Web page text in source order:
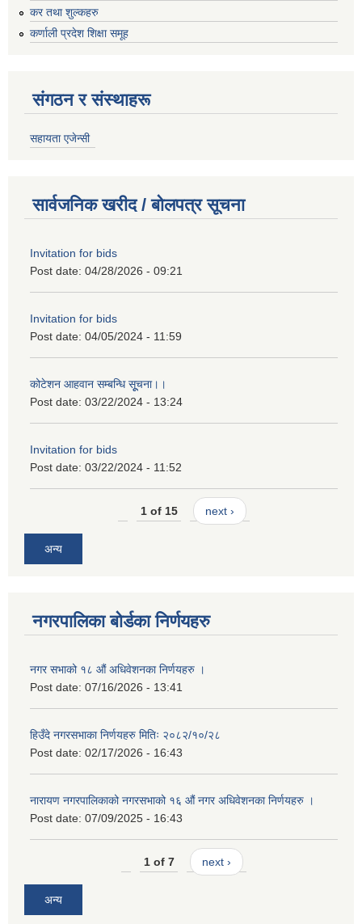
कर तथा शुल्कहरु
कर्णाली प्रदेश शिक्षा समूह
संगठन र संस्थाहरू
सहायता एजेन्सी
सार्वजनिक खरीद / बोलपत्र सूचना
Invitation for bids
Post date: 04/28/2026 - 09:21
Invitation for bids
Post date: 04/05/2024 - 11:59
कोटेशन आहवान सम्बन्धि सूूचना।।
Post date: 03/22/2024 - 13:24
Invitation for bids
Post date: 03/22/2024 - 11:52
1 of 15 next ›
अन्य
नगरपालिका बोर्डका निर्णयहरु
नगर सभाको १८ औं अधिवेशनका निर्णयहरु ।
Post date: 07/16/2026 - 13:41
हिउँदे नगरसभाका निर्णयहरु मितिः २०८२/१०/२८
Post date: 02/17/2026 - 16:43
नारायण नगरपालिकाको नगरसभाको १६ औं नगर अधिवेशनका निर्णयहरु ।
Post date: 07/09/2025 - 16:43
1 of 7 next ›
अन्य